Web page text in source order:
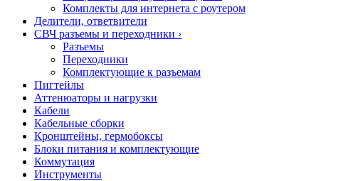
Комплекты для интернета с роутером
Делители, ответвители
СВЧ разъемы и переходники ›
Разъемы
Переходники
Комплектующие к разъемам
Пигтейлы
Аттенюаторы и нагрузки
Кабели
Кабельные сборки
Кронштейны, гермобоксы
Блоки питания и комплектующие
Коммутация
Инструменты